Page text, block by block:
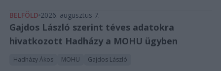
BELFÖLD 2026. augusztus 7.
Gajdos László szerint téves adatokra
hivatkozott Hadházy a MOHU ügyben
Hadházy Ákos MOHU Gajdos László